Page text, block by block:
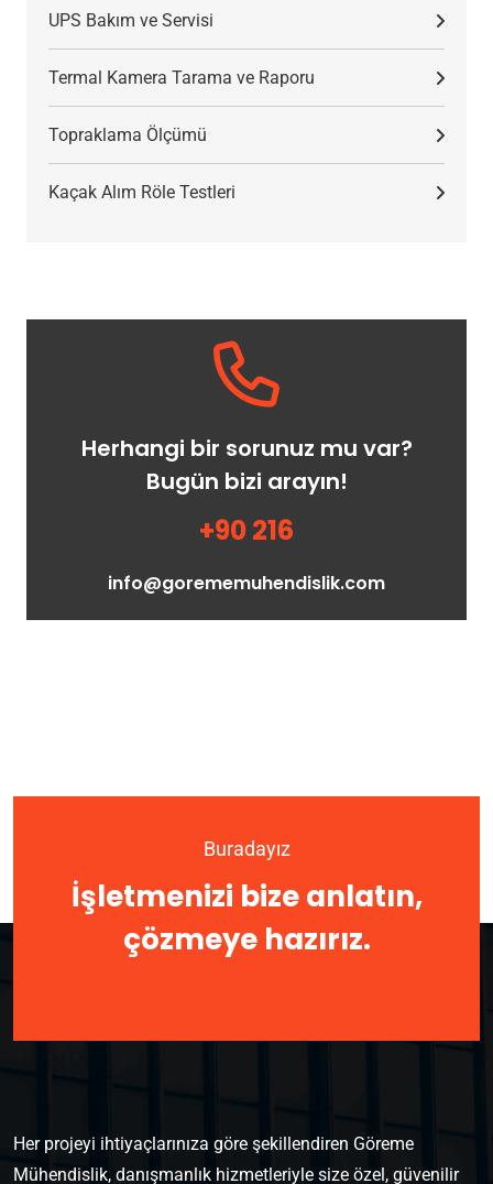
UPS Bakım ve Servisi
Termal Kamera Tarama ve Raporu
Topraklama Ölçümü
Kaçak Alım Röle Testleri
Herhangi bir sorunuz mu var?
Bugün bizi arayın!
+90 216
info@gorememuhendislik.com
Buradayız
İşletmenizi bize anlatın,
çözmeye hazırız.
Her projeyi ihtiyaçlarınıza göre şekillendiren Göreme
Mühendislik, danışmanlık hizmetleriyle size özel, güvenilir